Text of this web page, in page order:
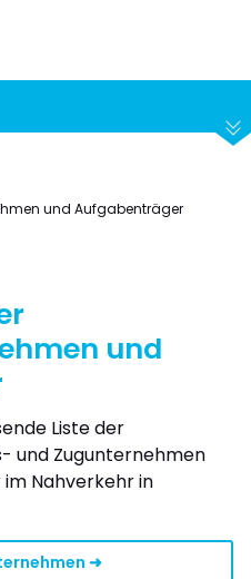
und Aufgabenträger
und
Liste der
und Zugunternehmen
Nahverkehr in
➜